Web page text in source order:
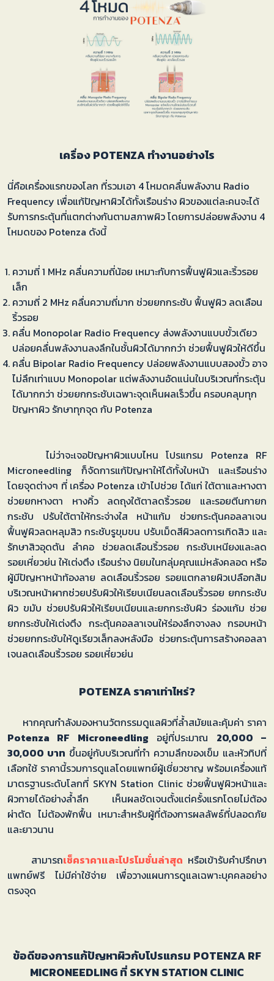
เครื่องPOTENZAทำงานอย่างไร
นี่คือเครื่องแรกของโลก ที่รวมเอา 4 โหมดคลื่นพลังงาน Radio
Frequency เพื่อแก้ปัญหาผิวได้ทั้งเรือนร่าง ผิวของแต่ละคนจะได้
รับการกระตุ้นที่แตกต่างกันตามสภาพผิว โดยการปล่อยพลังงาน 4
โหมดของ Potenza ดังนี้
ความถี่ 1 MHz คลื่นความถี่น้อย เหมาะกับการฟื้นฟูผิวและริ้วรอย
เล็ก
ความถี่ 2 MHz คลื่นความถี่มาก ช่วยยกกระชับ ฟื้นฟูผิว ลดเลือน
ริ้วรอย
คลื่น Monopolar Radio Frequency ส่งพลังงานแบบขั้วเดียว
ปล่อยคลื่นพลังงานลงลึกในชั้นผิวได้มากกว่า ช่วยฟื้นฟูผิวให้ดีขึ้น
คลื่น Bipolar Radio Frequency ปล่อยพลังงานแบบสองขั้ว อาจ
ไม่ลึกเท่าแบบ Monopolar แต่พลังงานอัดแน่นในบริเวณที่กระตุ้น
ได้มากกว่า ช่วยยกกระชับเฉพาะจุดเห็นผลเร็วขึ้น ครอบคลุมทุก
ปัญหาผิว รักษาทุกจุด กับ Potenza
ไม่ว่าจะเจอปัญหาผิวแบบไหน โปรแกรม Potenza RF
Microneedling ก็จัดการแก้ปัญหาให้ได้ทั้งใบหน้า และเรือนร่าง
โดยจุดต่างๆ ที่ เครื่อง Potenza เข้าไปช่วย ได้แก่ ใต้ตาและหางตา
ช่วยยกหางตา หางคิ้ว ลดถุงใต้ตาลดริ้วรอย และรอยตีนกายก
กระชับ ปรับใต้ตาให้กระจ่างใส หน้าแก้ม ช่วยกระตุ้นคอลลาเจน
ฟื้นฟูผิวลดหลุมสิว กระชับรูขุมขน ปรับเม็ดสีผิวลดการเกิดสิว และ
รักษาสิวอุดตัน ลำคอ ช่วยลดเลือนริ้วรอย กระชับเหนียงและลด
รอยเหี่ยวย่น ให้เต่งตึง เรือนร่าง นิยมในกลุ่มคุณแม่หลังคลอด หรือ
ผู้มีปัญหาหน้าท้องลาย ลดเลือนริ้วรอย รอยแตกลายผิวเปลือกส้ม
บริเวณหน้าผากช่วยปรับผิวให้เรียบเนียนลดเลือนริ้วรอย ยกกระชับ
ผิว ขมับ ช่วยปรับผิวให้เรียบเนียนและยกกระชับผิว ร่องแก้ม ช่วย
ยกกระชับให้เต่งตึง กระตุ้นคอลลาเจนให้ร่องลึกจางลง กรอบหน้า
ช่วยยกกระชับให้ดูเรียวเล็กลงหลังมือ ช่วยกระตุ้นการสร้างคอลลา
เจนลดเลือนริ้วรอย รอยเหี่ยวย่น
POTENZA ราคาเท่าไหร่?
หากคุณกำลังมองหานวัตกรรมดูแลผิวที่ล้ำสมัยและคุ้มค่า ราคา
Potenza RF Microneedling อยู่ที่ประมาณ 20,000 –
30,000 บาท ขึ้นอยู่กับบริเวณที่ทำ ความลึกของเข็ม และหัวทิปที่
เลือกใช้ ราคานี้รวมการดูแลโดยแพทย์ผู้เชี่ยวชาญ พร้อมเครื่องแท้
มาตรฐานระดับโลกที่ SKYN Station Clinic ช่วยฟื้นฟูผิวหน้าและ
ผิวกายได้อย่างล้ำลึก เห็นผลชัดเจนตั้งแต่ครั้งแรกโดยไม่ต้อง
ผ่าตัด ไม่ต้องพักฟื้น เหมาะสำหรับผู้ที่ต้องการผลลัพธ์ที่ปลอดภัย
และยาวนาน
สามารถเช็คราคาและโปรโมชั่นล่าสุด หรือเข้ารับคำปรึกษา
แพทย์ฟรี ไม่มีค่าใช้จ่าย เพื่อวางแผนการดูแลเฉพาะบุคคลอย่าง
ตรงจุด
ข้อดีของการแก้ปัญหาผิวกับโปรแกรม POTENZA RF
MICRONEEDLING ที่ SKYN STATION CLINIC